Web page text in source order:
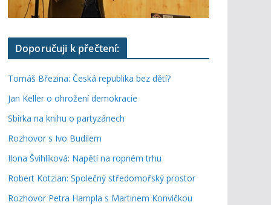
Doporučuji k přečtení:
Tomáš Březina: Česká republika bez dětí?
Jan Keller o ohrožení demokracie
Sbírka na knihu o partyzánech
Rozhovor s Ivo Budilem
Ilona Švihlíková: Napětí na ropném trhu
Robert Kotzian: Společný středomořský prostor
Rozhovor Petra Hampla s Martinem Konvičkou